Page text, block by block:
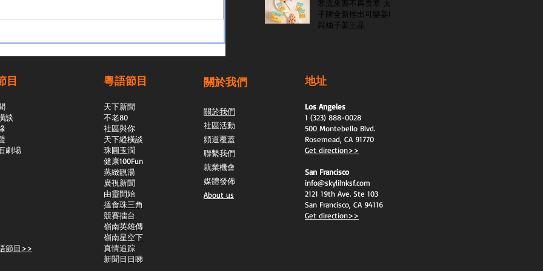
寒流來襲不再畏寒 太
子牌全新推出可樂姜糖
與柚子姜王晶
目
談
劇場
節目>>
粵語節目
天下新聞
不老80
社區與你
天下縱橫談
​珠圓玉潤
​健康100Fun
蒸緻靚湯
​廣視新聞
由靈開始
搵食珠三角
競賽擂台
嶺南英雄傳
嶺南星空下
真情追踪
新聞日日睇
關於我們
關於我們
社區活動
頻道覆蓋
聯繫我們
就業機會
媒體發佈
About us
地址
Los Angeles
1 (323) 888-0028
500 Montebello Blvd.
Rosemead, CA 91770
Get direction>>
San Francisco
info@skylilnksf.com
2121 19th Ave. Ste 103
San Francisco, CA 94116
Get direction>>